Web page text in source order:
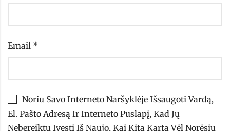
Email *
Noriu Savo Interneto Naršyklėje Išsaugoti Vardą,
El. Pašto Adresą Ir Interneto Puslapį, Kad Jų
Nebereiktų Įvesti Iš Naujo, Kai Kitą Kartą Vėl Norėsiu